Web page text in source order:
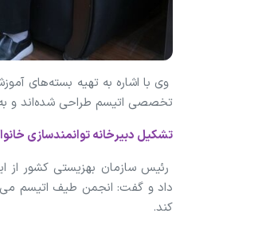
وی با اشاره به تهیه بسته‌های
تخصصی اتیسم طراحی شده‌اند و به
تشکیل دبیرخانه توانمندسازی
رئیس سازمان بهزیستی کشور از
داد و گفت: انجمن طیف اتیسم
کند.